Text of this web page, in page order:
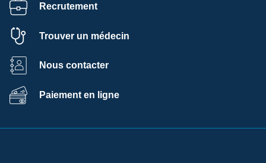
Recrutement
Trouver un médecin
Nous contacter
Paiement en ligne